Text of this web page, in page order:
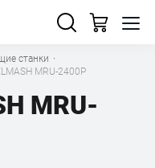
станки ·
MRU-2400P
MRU-